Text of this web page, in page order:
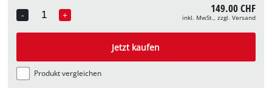
-
Quantity
+ 149.00 CHF
inkl. MwSt., zzgl. Versand
Jetzt kaufen
Produkt vergleichen